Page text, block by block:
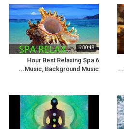
6:00:48
6 Hour Best Relaxing Spa
Music, Background Music...